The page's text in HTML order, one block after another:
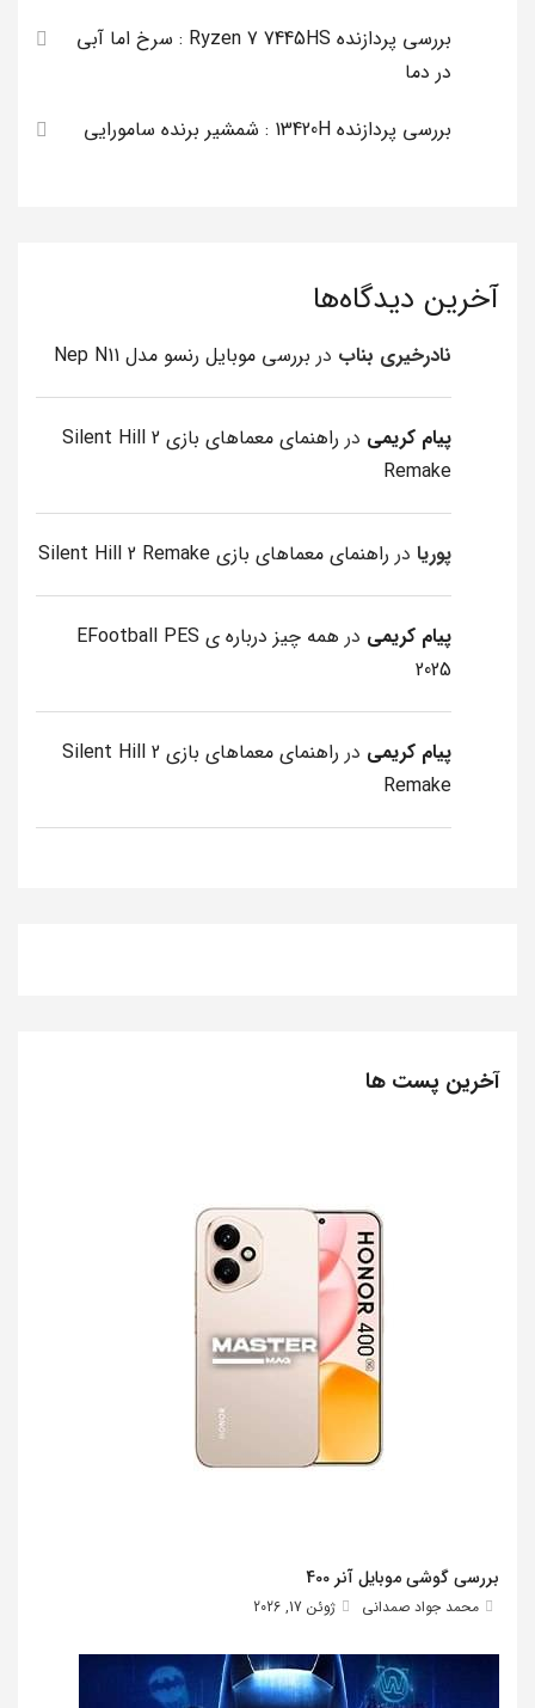
بررسی پردازنده Ryzen 7 7445HS : سرخ اما آبی
در دما
بررسی پردازنده 13420H : شمشیر برنده سامورایی
آخرین دیدگاه‌ها
نادرخیری بناب در بررسی موبایل رنسو مدل Nep N11
پیام کریمی در
راهنمای معماهای بازی Silent Hill 2
Remake
پوریا در راهنمای معماهای بازی Silent Hill 2 Remake
پیام کریمی در
همه چیز درباره ی EFootball PES
2025
پیام کریمی در
راهنمای معماهای بازی Silent Hill 2
Remake
آخرین پست ها
بررسی گوشی موبایل آنر 400
محمد جواد صمدانی ژوئن 17, 2026